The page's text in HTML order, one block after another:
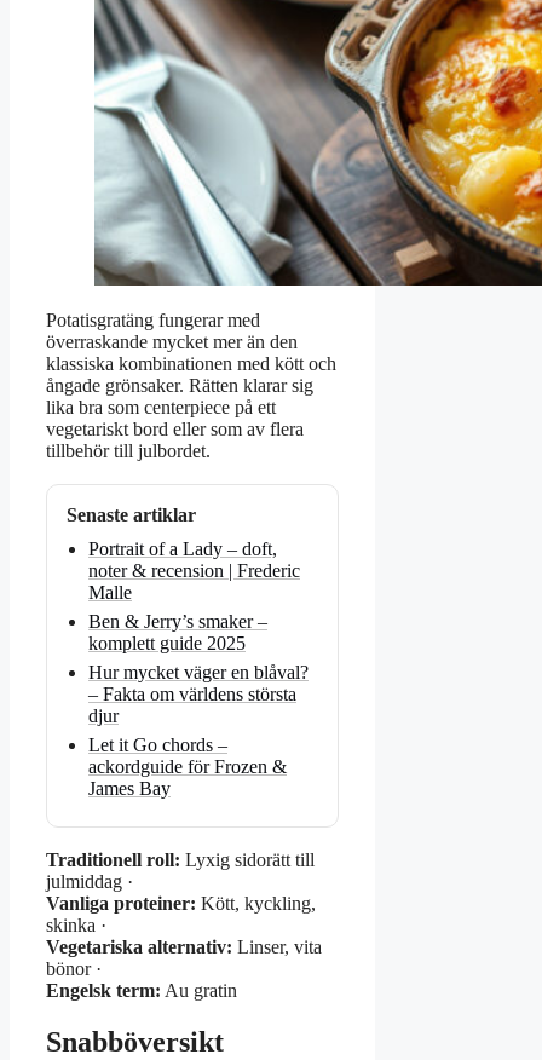
Potatisgratäng fungerar med
överraskande mycket mer än den
klassiska kombinationen med kött och
ångade grönsaker. Rätten klarar sig
lika bra som centerpiece på ett
vegetariskt bord eller som av flera
tillbehör till julbordet.
Senaste artiklar
Portrait of a Lady – doft,
noter & recension | Frederic
Malle
Ben & Jerry’s smaker –
komplett guide 2025
Hur mycket väger en blåval?
– Fakta om världens största
djur
Let it Go chords –
ackordguide för Frozen &
James Bay
Traditionell roll: Lyxig sidorätt till
julmiddag ·
Vanliga proteiner: Kött, kyckling,
skinka ·
Vegetariska alternativ: Linser, vita
bönor ·
Engelsk term: Au gratin
Snabböversikt